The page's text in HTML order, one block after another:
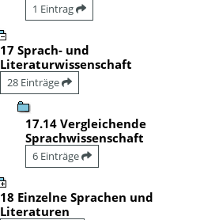
1 Eintrag
17 Sprach- und
Literaturwissenschaft
28 Einträge
17.14 Vergleichende
Sprachwissenschaft
6 Einträge
18 Einzelne Sprachen und
Literaturen